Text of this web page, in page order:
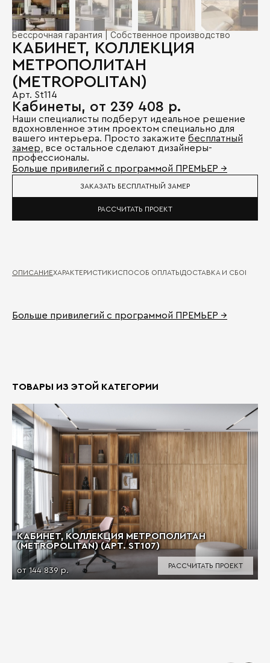
Бессрочная гарантия | Собственное производство
КАБИНЕТ, КОЛЛЕКЦИЯ
МЕТРОПОЛИТАН
(METROPOLITAN)
Арт. St114
Кабинеты, от 239 408 р.
Наши специалисты подберут идеальное решение
вдохновленное этим проектом специально для
вашего интерьера. Просто закажите бесплатный
замер , все остальное сделают дизайнеры-
профессионалы.
Больше привилегий с программой ПРЕМЬЕР →
ЗАКАЗАТЬ БЕСПЛАТНЫЙ ЗАМЕР
РАССЧИТАТЬ ПРОЕКТ
ОПИСАНИЕХАРАКТЕРИСТИКИСПОСОБ ОПЛАТЫДОСТАВКА И СБОРКА
Больше привилегий с программой ПРЕМЬЕР →
ТОВАРЫ ИЗ ЭТОЙ КАТЕГОРИИ
КАБИНЕТ, КОЛЛЕКЦИЯ МЕТРОПОЛИТАН
(METROPOLITAN) (АРТ. ST107)
от 144 839 р.
РАССЧИТАТЬ ПРОЕКТ